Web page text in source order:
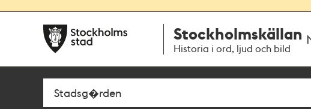
navigationen
huvudinnehållet
Stockholmskällan
Historia i ord, ljud och bild
SökFritextsök